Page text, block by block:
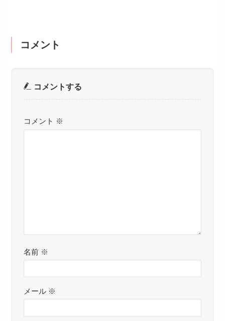
コメント
コメントする
コメント ※
名前 ※
メール ※